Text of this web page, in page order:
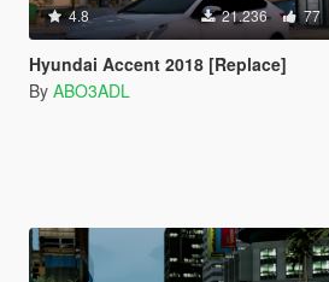
4.8 21.236 77
Hyundai Accent 2018 [Replace]
By ABO3ADL